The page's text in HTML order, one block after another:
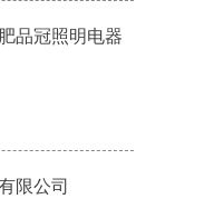
品冠照明电器
限公司